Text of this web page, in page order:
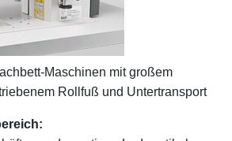
Maschinen mit großem
Rollfuß und Untertransport